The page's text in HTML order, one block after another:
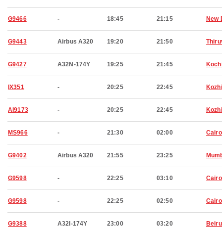
G9466 - 18:45 21:15 New
G9443 Airbus A320 19:20 21:50
G9427 A32N-174Y 19:25 21:45
IX351 - 20:25 22:45
AI9173 - 20:25 22:45
MS966 - 21:30 02:00 Cairo
G9402 Airbus A320 21:55 23:25
G9598 - 22:25 03:10 Cairo
G9598 - 22:25 02:50 Cairo
G9388 A32I-174Y 23:00 03:20